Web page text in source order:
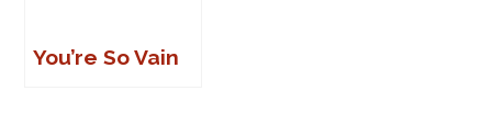
You’re So Vain